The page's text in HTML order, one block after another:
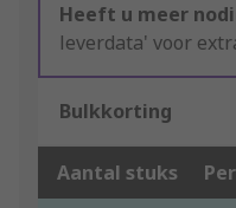
Heeft u meer
leverdata' voor
Bulkkorting
Aantal stuks